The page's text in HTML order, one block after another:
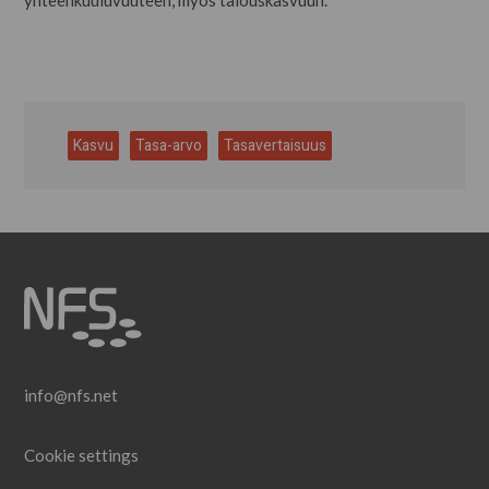
Kasvu Tasa-arvo Tasavertaisuus
info@nfs.net
Cookie settings